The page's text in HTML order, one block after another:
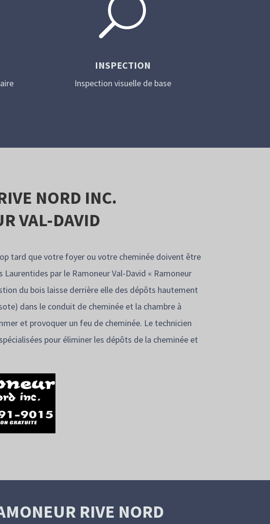
U
INSPECTION
Inspection visuelle de base
NORD INC.
VAL-DAVID
tard que votre foyer ou votre cheminée doivent être
par le Ramoneur Val-David « Ramoneur
du bois laisse derrière elle des dépôts hautement
dans le conduit de cheminée et la chambre à
et provoquer un feu de cheminée. Le technicien
pour éliminer les dépôts de la cheminée et
RIVE NORD